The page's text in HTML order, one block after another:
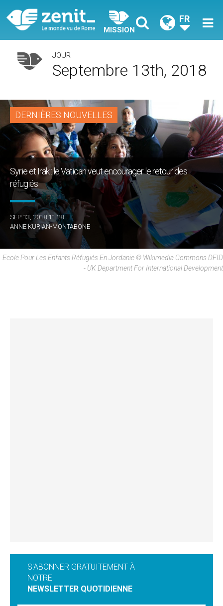
MISSION
FR
JOUR
Septembre 13th, 2018
DERNIÈRES NOUVELLES
Syrie et Irak : le Vatican veut encourager le retour des
réfugiés
SEP 13, 2018 11:28
ANNE KURIAN-MONTABONE
Ecole Pour Les Enfants Réfugiés En Jordanie © Wikimedia Commons DFID
- UK Department For International Development
S'ABONNER GRATUITEMENT À
NOTRE
NEWSLETTER QUOTIDIENNE